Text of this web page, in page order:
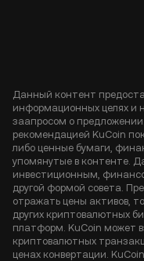
Данный контент
информационных целях и
заапросом о
рекомендацией KuCoin
либо ценные бумаги,
упомянутые в контенте.
инвестиционным,
другой формой совета.
отражать цены активов,
других криптовалютных
платформ. KuCoin может
криптовалютных
ценах конвертации.